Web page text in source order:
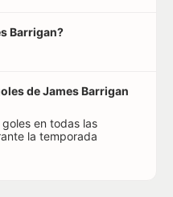
Barrigan?
de James Barrigan
en todas las
la temporada